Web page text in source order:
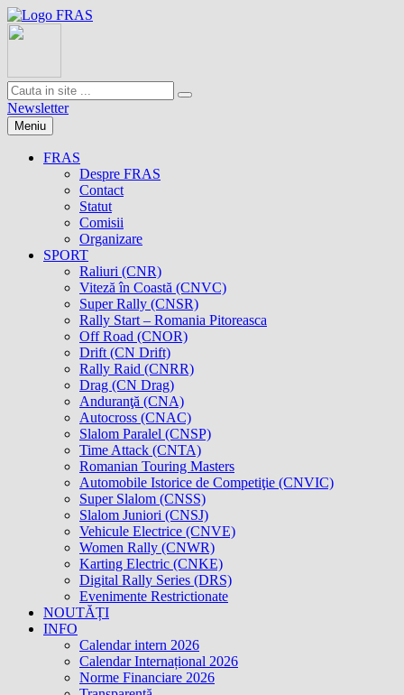
Newsletter
Meniu
FRAS
Despre FRAS
Contact
Statut
Comisii
Organizare
SPORT
Raliuri (CNR)
Viteză în Coastă (CNVC)
Super Rally (CNSR)
Rally Start – Romania Pitoreasca
Off Road (CNOR)
Drift (CN Drift)
Rally Raid (CNRR)
Drag (CN Drag)
Anduranţă (CNA)
Autocross (CNAC)
Slalom Paralel (CNSP)
Time Attack (CNTA)
Romanian Touring Masters
Automobile Istorice de Competiţie (CNVIC)
Super Slalom (CNSS)
Slalom Juniori (CNSJ)
Vehicule Electrice (CNVE)
Women Rally (CNWR)
Karting Electric (CNKE)
Digital Rally Series (DRS)
Evenimente Restrictionate
NOUTĂȚI
INFO
Calendar intern 2026
Calendar Internațional 2026
Norme Financiare 2026